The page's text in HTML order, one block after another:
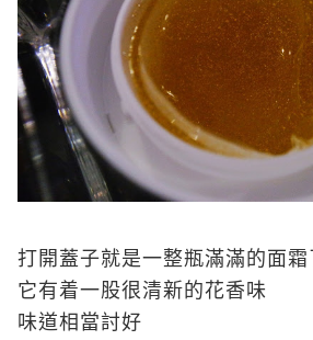
打開蓋子就是一整瓶滿滿的面
它有着一股很清新的花香味
味道相當討好